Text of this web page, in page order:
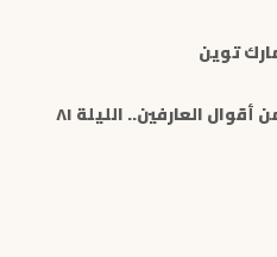
توين
العارفين.. الليلة ٨١